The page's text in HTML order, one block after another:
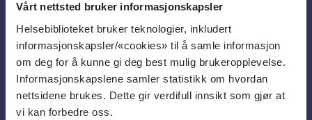
Vårt nettsted bruker informasjonskapsler
Helsebiblioteket bruker teknologier, inkludert
informasjonskapsler/«cookies» til å samle informasjon
om deg for å kunne gi deg best mulig brukeropplevelse.
Informasjonskapslene samler statistikk om hvordan
nettsidene brukes. Dette gir verdifull innsikt som gjør at
vi kan forbedre oss.
Om oss
Om Helsebiblioteket
Personvern og informasjonskapsler